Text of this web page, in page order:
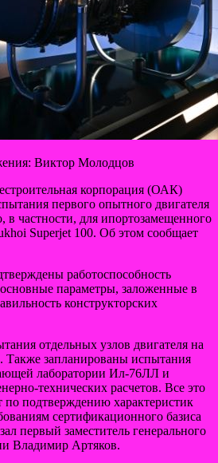
Виктор Молодцов
корпорация (ОАК)
первого опытного двигателя
в частности, для ипортозамещенного
Superjet 100. Об этом сообщает
работоспособность
основные параметры, заложенные в
конструкторских
отдельных узлов двигателя на
Также запланированы испытания
лаборатории Ил-76ЛЛ и
технических расчетов. Все это
по подтверждению характеристик
сертификационного базиса
первый заместитель генерального
Владимир Артяков.